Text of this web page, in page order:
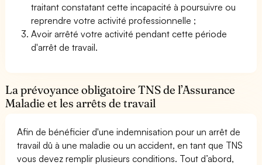
traitant constatant cette incapacité à poursuivre ou
reprendre votre activité professionnelle ;
Avoir arrêté votre activité pendant cette période
d'arrêt de travail.
La prévoyance obligatoire TNS de l’Assurance
Maladie et les arrêts de travail
Afin de bénéficier d'une indemnisation pour un arrêt de
travail dû à une maladie ou un accident, en tant que TNS
vous devez remplir plusieurs conditions. Tout d’abord,